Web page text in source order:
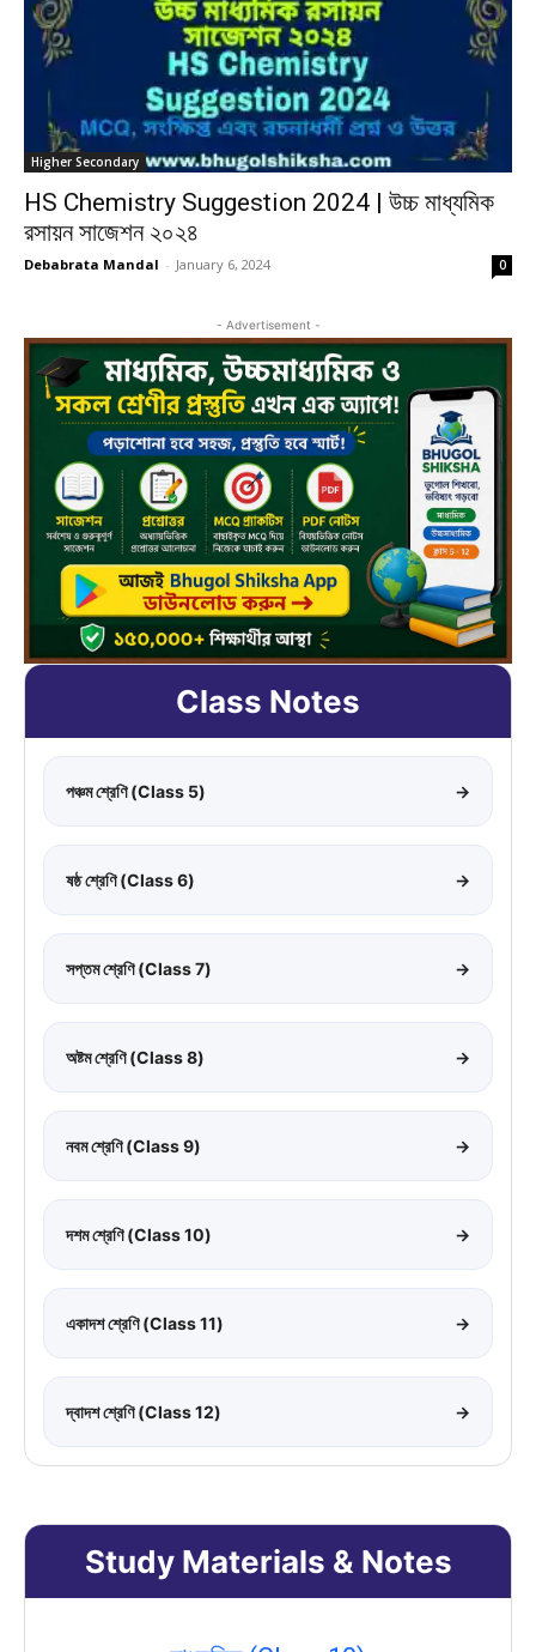
Higher Secondary
HS Chemistry Suggestion 2024 | উচ্চ মাধ্যমিক
রসায়ন সাজেশন ২০২৪
Debabrata Mandal - January 6, 2024 0
- Advertisement -
Class Notes
পঞ্চম শ্রেণি (Class 5) →
ষষ্ঠ শ্রেণি (Class 6) →
সপ্তম শ্রেণি (Class 7) →
অষ্টম শ্রেণি (Class 8) →
নবম শ্রেণি (Class 9) →
দশম শ্রেণি (Class 10) →
একাদশ শ্রেণি (Class 11) →
দ্বাদশ শ্রেণি (Class 12) →
Study Materials & Notes